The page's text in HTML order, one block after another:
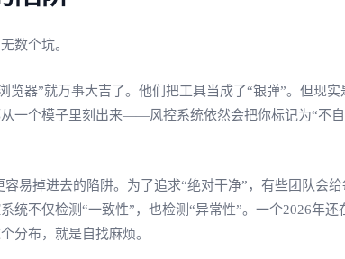
数个坑。
览器”就万事大吉了。他们把工具当成了“银弹”。但
一个模子里刻出来——风控系统依然会把你标记为“不
容易掉进去的陷阱。为了追求“绝对干净”，有些团队会
不仅检测“一致性”，也检测“异常性”。一个2026年
分布，就是自找麻烦。